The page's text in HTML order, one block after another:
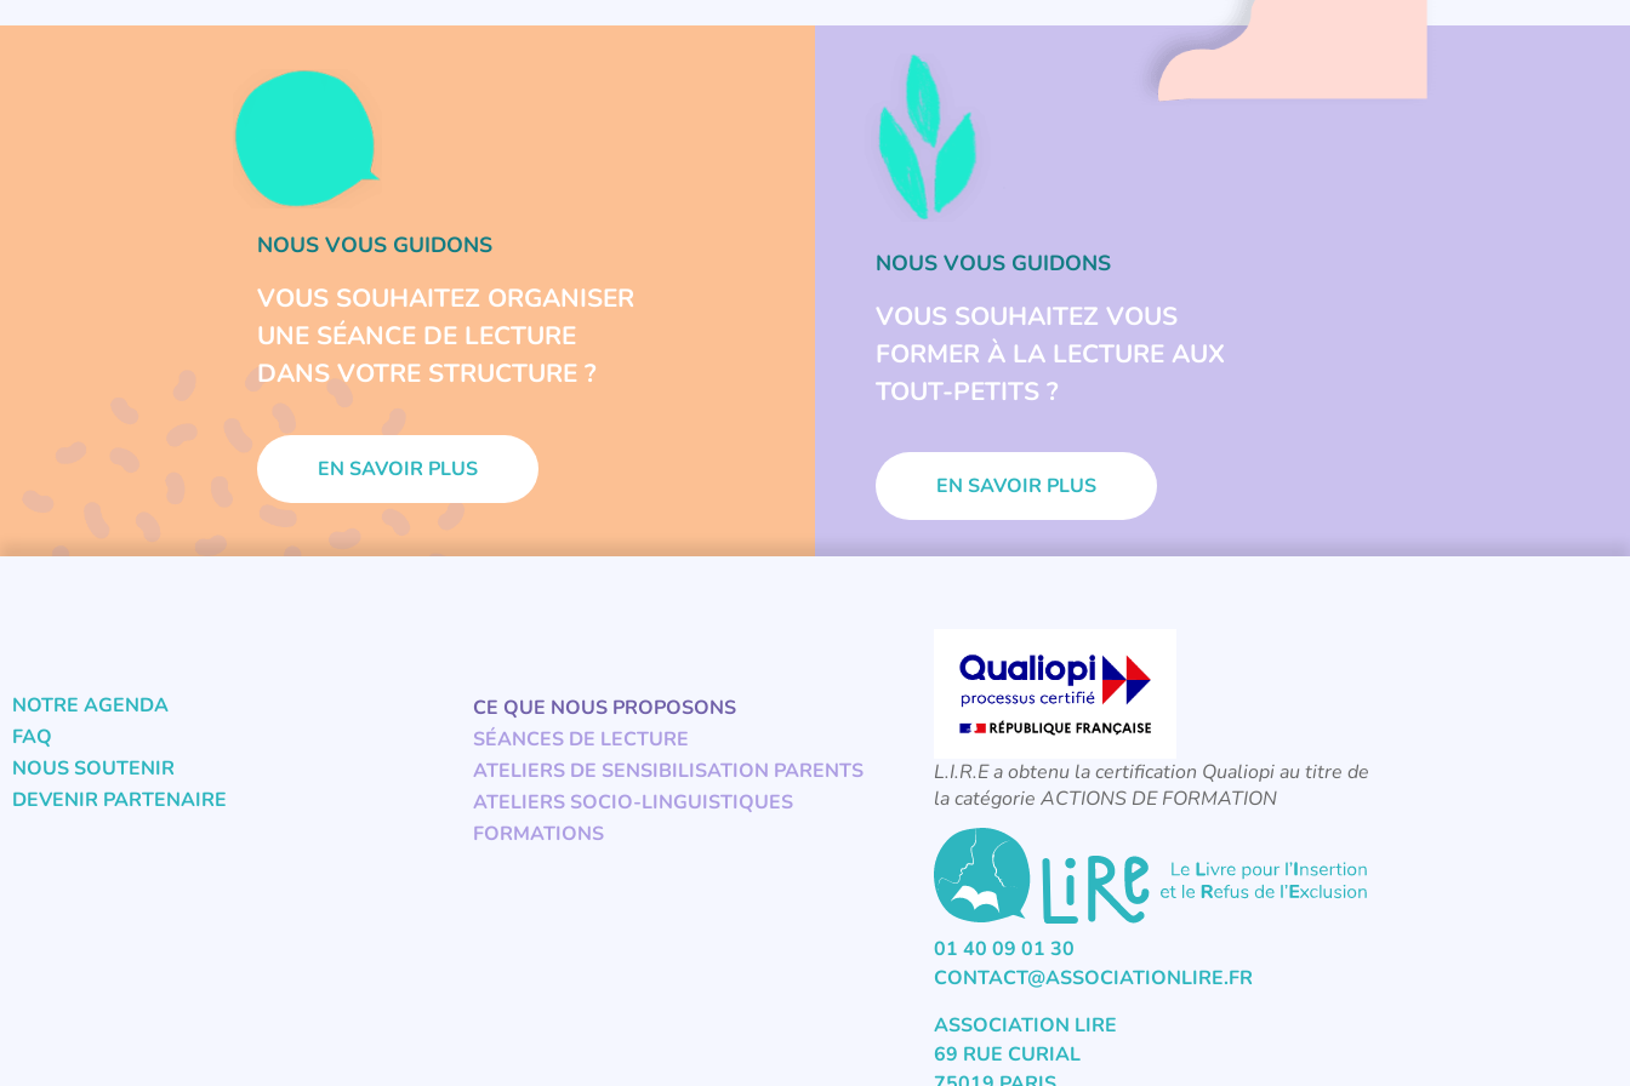
NOUS VOUS GUIDONS
VOUS SOUHAITEZ ORGANISER
UNE SÉANCE DE LECTURE
DANS VOTRE STRUCTURE ?
EN SAVOIR PLUS
NOUS VOUS GUIDONS
VOUS SOUHAITEZ VOUS
FORMER À LA LECTURE AUX
TOUT-PETITS ?
EN SAVOIR PLUS
NOTRE AGENDA
FAQ
NOUS SOUTENIR
DEVENIR PARTENAIRE
CE QUE NOUS PROPOSONS
SÉANCES DE LECTURE
ATELIERS DE SENSIBILISATION PARENTS
ATELIERS SOCIO-LINGUISTIQUES
FORMATIONS
L.I.R.E a obtenu la certification Qualiopi au titre de
la catégorie ACTIONS DE FORMATION
01 40 09 01 30
CONTACT@ASSOCIATIONLIRE.FR
ASSOCIATION LIRE
69 RUE CURIAL